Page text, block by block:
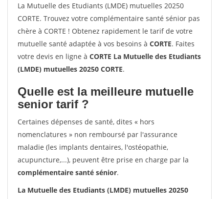
La Mutuelle des Etudiants (LMDE) mutuelles 20250
CORTE. Trouvez votre complémentaire santé sénior pas
chère à CORTE ! Obtenez rapidement le tarif de votre
mutuelle santé adaptée à vos besoins à CORTE. Faites
votre devis en ligne à CORTE La Mutuelle des Etudiants
(LMDE) mutuelles 20250 CORTE.
Quelle est la meilleure mutuelle
senior tarif ?
Certaines dépenses de santé, dites « hors
nomenclatures » non remboursé par l'assurance
maladie (les implants dentaires, l'ostéopathie,
acupuncture,...), peuvent être prise en charge par la
complémentaire santé sénior.
La Mutuelle des Etudiants (LMDE) mutuelles 20250